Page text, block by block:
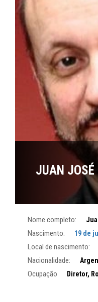
JUAN JOSÉ
Nome completo:
Nascimento: 19 de
Local de nascimento:
Nacionalidade:
Ocupação Diretor,